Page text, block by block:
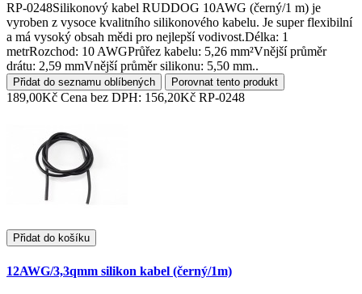
RP-0248Silikonový kabel RUDDOG 10AWG (černý/1 m) je
vyroben z vysoce kvalitního silikonového kabelu. Je super flexibilní
a má vysoký obsah mědi pro nejlepší vodivost.Délka: 1
metrRozchod: 10 AWGPrůřez kabelu: 5,26 mm²Vnější průměr
drátu: 2,59 mmVnější průměr silikonu: 5,50 mm..
Přidat do seznamu oblíbených Porovnat tento produkt
189,00Kč Cena bez DPH: 156,20Kč RP-0248
Přidat do košíku
12AWG/3,3qmm silikon kabel (černý/1m)